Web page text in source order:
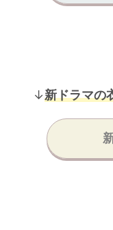
↓新ドラマの